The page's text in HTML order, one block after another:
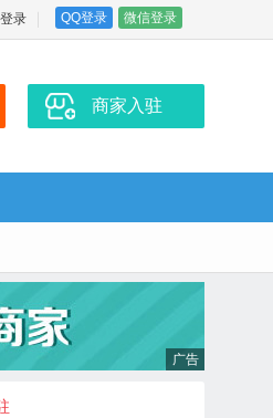
登录 QQ登录 微信登录
商家入驻